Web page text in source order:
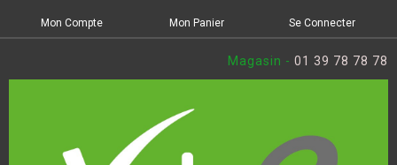
Mon Compte Mon Panier Se Connecter
Magasin - 01 39 78 78 78